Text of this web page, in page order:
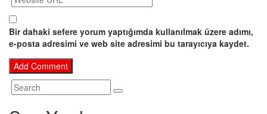
Bir dahaki sefere yorum yaptığımda kullanılmak üzere adımı,
e-posta adresimi ve web site adresimi bu tarayıcıya kaydet.